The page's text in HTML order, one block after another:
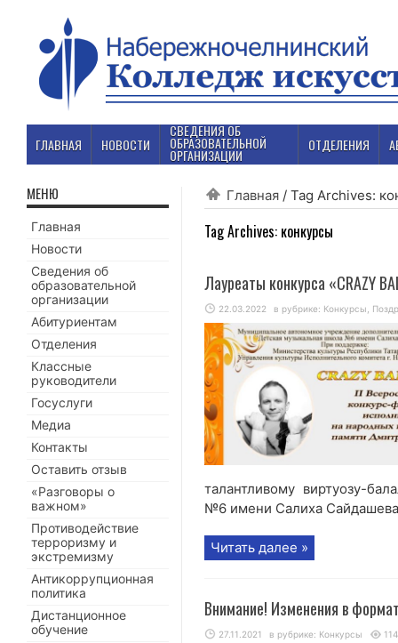
ГЛАВНАЯ НОВОСТИ
СВЕДЕНИЯ ОБ
ОБРАЗОВАТЕЛЬНОЙ
ОРГАНИЗАЦИИ
ОТДЕЛЕНИЯ
Главная / Tag Archives:
Tag Archives: конкурсы
Лауреаты конкурса «CRAZY
22.03.2022 в рубрике: Конкурсы
талантливому виртуозу-
№6 имени Салиха
Читать далее »
Внимание! Изменения в
27.11.2021 в рубрике: Конкурсы
МЕНЮ
Главная
Новости
Сведения об
образовательной
организации
Абитуриентам
Отделения
Классные
руководители
Госуслуги
Медиа
Контакты
Оставить отзыв
«Разговоры о
важном»
Противодействие
терроризму и
экстремизму
Антикоррупционная
политика
Дистанционное
обучение